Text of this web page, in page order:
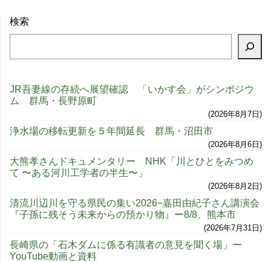
検索
JR吾妻線の存続へ展望確認 「いかす会」がシンポジウ
ム 群馬・長野原町
2026年8月7日
浄水場の移転更新を５年間延長 群馬・沼田市
2026年8月6日
大熊孝さんドキュメンタリー NHK「川とひとをみつめ
て 〜ある河川工学者の半生〜」
2026年8月2日
清流川辺川を守る県民の集い2026−嘉田由紀子さん講演会
『子孫に残そう未来からの預かり物』ー8/8、熊本市
2026年7月31日
長崎県の「石木ダムに係る有識者の意見を聞く場」ー
YouTube動画と資料